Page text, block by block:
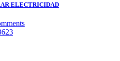
ELECTRICIDAD